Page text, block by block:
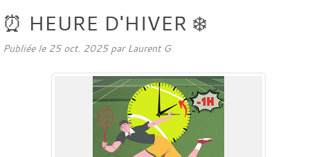
⏰ HEURE D'HIVER ❄️
Publiée le 25 oct. 2025par Laurent G